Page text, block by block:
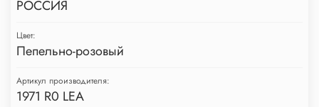
РОССИЯ
Цвет:
Пепельно-розовый
Артикул производителя:
1971 R0 LEA